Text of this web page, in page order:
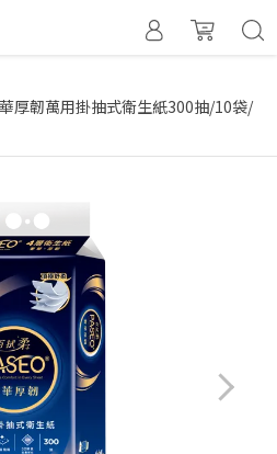
華厚韌萬用掛抽式衛生紙300抽/10袋/